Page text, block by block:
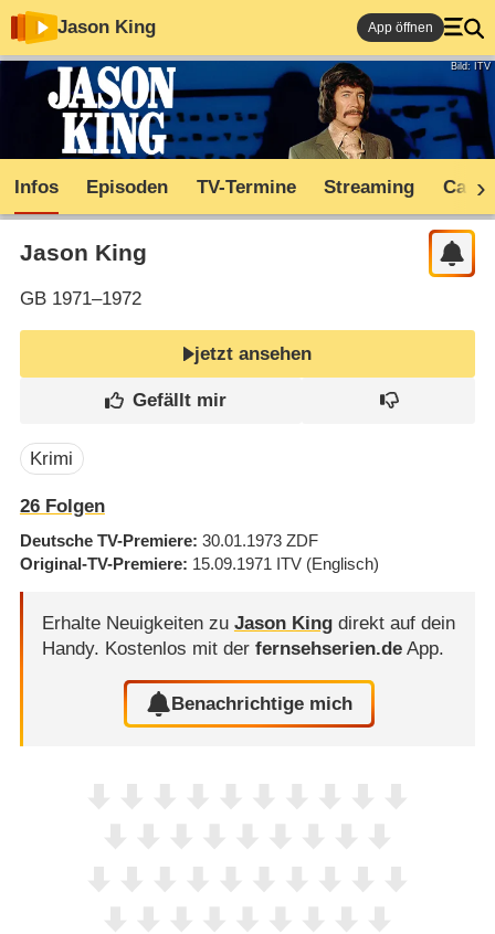
Jason King App öffnen
Bild: ITV
Infos Episoden TV-Termine Streaming Cast
Jason King
GB1971–1972
jetzt ansehen
Krimi
26Folgen
Deutsche TV-Premiere 30.01.1973 ZDF
Original-TV-Premiere 15.09.1971 ITV (Englisch)
Erhalte Neuigkeiten zu Jason Kingdirekt auf dein
Handy. Kostenlos mit der fernsehserien.deApp.
Benachrichtige mich